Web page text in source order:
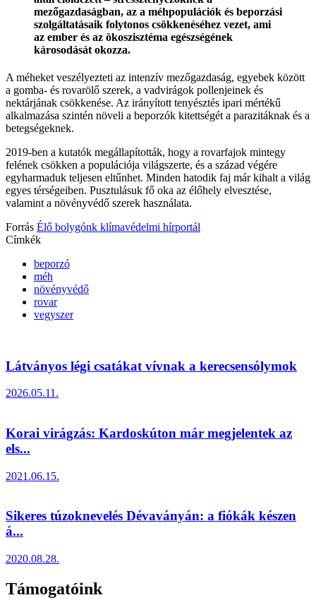
mezőgazdaságban, az a méhpopulációk és beporzási
szolgáltatásaik folytonos csökkenéséhez vezet, ami
az ember és az ökoszisztéma egészségének
károsodását okozza.
A méheket veszélyezteti az intenzív mezőgazdaság, egyebek között
a gomba- és rovarölő szerek, a vadvirágok pollenjeinek és
nektárjának csökkenése. Az irányított tenyésztés ipari mértékű
alkalmazása szintén növeli a beporzók kitettségét a parazitáknak és a
betegségeknek.
2019-ben a kutatók megállapították, hogy a rovarfajok mintegy
felének csökken a populációja világszerte, és a század végére
egyharmaduk teljesen eltűnhet. Minden hatodik faj már kihalt a világ
egyes térségeiben. Pusztulásuk fő oka az élőhely elvesztése,
valamint a növényvédő szerek használata.
Forrás Élő bolygónk klímavédelmi hírportál
Címkék
beporzó
méh
növényvédő
rovar
vegyszer
Látványos légi csatákat vívnak a kerecsensólymok
2026.05.11.
Korai virágzás: Kardoskúton már megjelentek az
els...
2021.06.15.
Sikeres túzoknevelés Dévaványán: a fiókák készen
á...
2020.08.28.
Támogatóink